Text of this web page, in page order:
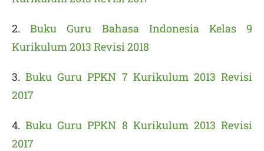
2.Buku Guru Bahasa Indonesia Kelas 9
Kurikulum 2013 Revisi 2018
3.Buku Guru PPKN 7 Kurikulum 2013 Revisi
2017
4.Buku Guru PPKN 8 Kurikulum 2013 Revisi
2017